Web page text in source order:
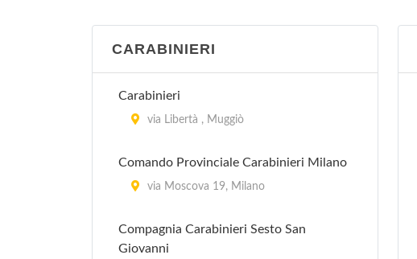
Ufficio Relazioni con il Pubblico -
piazzale Giovanni dalle Bande Nere 3,
CARABINIERI
Carabinieri
via Libertà , Muggiò
Comando Provinciale Carabinieri Milano
via Moscova 19, Milano
Compagnia Carabinieri Sesto San
Giovanni